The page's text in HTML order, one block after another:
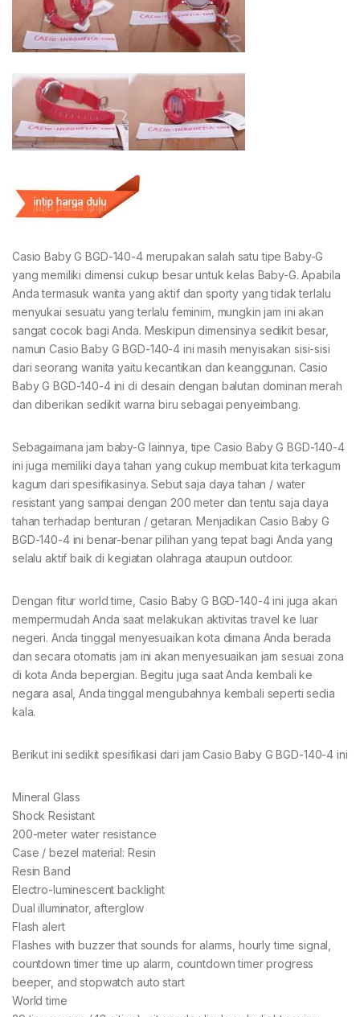
Casio Baby G BGD-140-4 merupakan salah satu tipe Baby-G
yang memiliki dimensi cukup besar untuk kelas Baby-G. Apabila
Anda termasuk wanita yang aktif dan sporty yang tidak terlalu
menyukai sesuatu yang terlalu feminim, mungkin jam ini akan
sangat cocok bagi Anda. Meskipun dimensinya sedikit besar,
namun Casio Baby G BGD-140-4 ini masih menyisakan sisi-sisi
dari seorang wanita yaitu kecantikan dan keanggunan. Casio
Baby G BGD-140-4 ini di desain dengan balutan dominan merah
dan diberikan sedikit warna biru sebagai penyeimbang.
Sebagaimana jam baby-G lainnya, tipe Casio Baby G BGD-140-4
ini juga memiliki daya tahan yang cukup membuat kita terkagum
kagum dari spesifikasinya. Sebut saja daya tahan / water
resistant yang sampai dengan 200 meter dan tentu saja daya
tahan terhadap benturan / getaran. Menjadikan Casio Baby G
BGD-140-4 ini benar-benar pilihan yang tepat bagi Anda yang
selalu aktif baik di kegiatan olahraga ataupun outdoor.
Dengan fitur world time, Casio Baby G BGD-140-4 ini juga akan
mempermudah Anda saat melakukan aktivitas travel ke luar
negeri. Anda tinggal menyesuaikan kota dimana Anda berada
dan secara otomatis jam ini akan menyesuaikan jam sesuai zona
di kota Anda bepergian. Begitu juga saat Anda kembali ke
negara asal, Anda tinggal mengubahnya kembali seperti sedia
kala.
Berikut ini sedikit spesifikasi dari jam Casio Baby G BGD-140-4 ini
Mineral Glass
Shock Resistant
200-meter water resistance
Case / bezel material: Resin
Resin Band
Electro-luminescent backlight
Dual illuminator, afterglow
Flash alert
Flashes with buzzer that sounds for alarms, hourly time signal,
countdown timer time up alarm, countdown timer progress
beeper, and stopwatch auto start
World time